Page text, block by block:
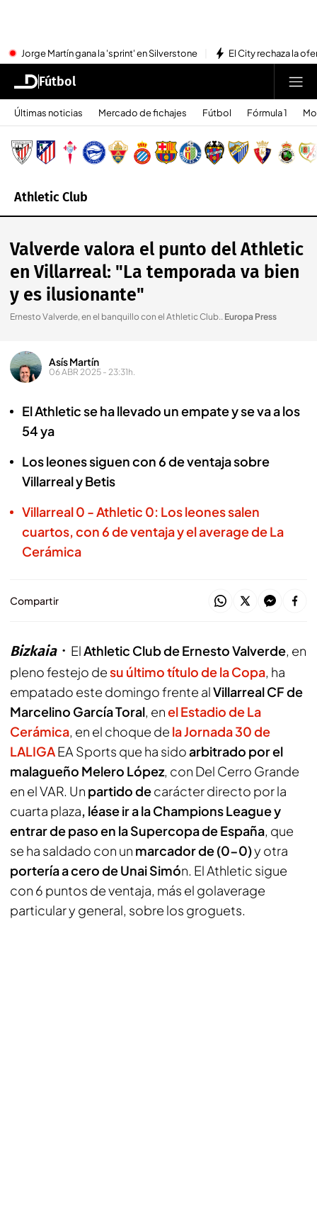
Jorge Martín gana la 'sprint' en Silverstone El City rechaza la
Fútbol
Últimas noticias Mercado de fichajes Fútbol Fórmula 1
Athletic Club
Valverde valora el punto del Athletic
en Villarreal: "La temporada va bien
y es ilusionante"
Ernesto Valverde, en el banquillo con el Athletic Club.. Europa Press
Asís Martín
06 ABR 2025 - 23:31h.
El Athletic se ha llevado un empate y se va a los
54 ya
Los leones siguen con 6 de ventaja sobre
Villarreal y Betis
Villarreal 0 - Athletic 0: Los leones salen
cuartos, con 6 de ventaja y el average de La
Cerámica
Compartir
Bizkaia ElAthletic Club de Ernesto Valverde, en
pleno festejo desu último título de la Copa, ha
empatado este domingo frente alVillarreal CF de
Marcelino García Toral, enel Estadio de La
Cerámica, en el choque de la Jornada 30 de
LALIGAEA Sports que ha sidoarbitrado por el
malagueño Melero López, con Del Cerro Grande
en el VAR. Un partido decarácter directo por la
cuarta plaza, léase ir a la Champions League y
entrar de paso en la Supercopa de España, que
se ha saldado con un marcador de (0-0)y otra
portería a cero de Unai Simón. El Athletic sigue
con 6 puntos de ventaja, más el golaverage
particular y general, sobre los groguets.